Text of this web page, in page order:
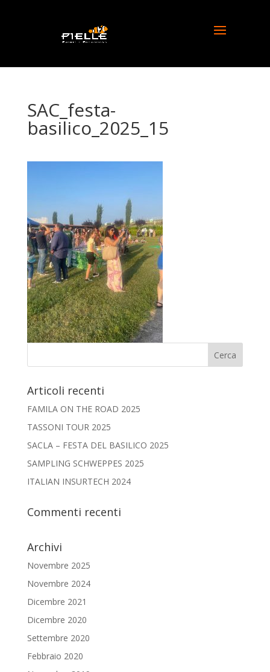
SAC_festa-
basilico_2025_15
Articoli recenti
FAMILA ON THE ROAD 2025
TASSONI TOUR 2025
SACLA – FESTA DEL BASILICO 2025
SAMPLING SCHWEPPES 2025
ITALIAN INSURTECH 2024
Commenti recenti
Archivi
Novembre 2025
Novembre 2024
Dicembre 2021
Dicembre 2020
Settembre 2020
Febbraio 2020